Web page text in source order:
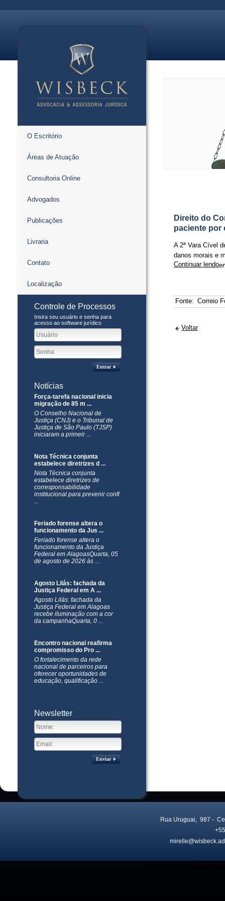
O Escritório
Áreas de Atuação
Consultoria Online
Advogados
Publicações
Livraria
Contato
Localização
Controle de Processos
Insira seu usuário e senha para
acesso ao software jurídico
Entrar
Notícias
Força-tarefa nacional inicia
migração de 85 m ...
O Conselho Nacional de
Justiça (CNJ) e o Tribunal de
Justiça de São Paulo (TJSP)
iniciaram a primeir ...
Nota Técnica conjunta
estabelece diretrizes d ...
Nota Técnica conjunta
estabelece diretrizes de
corresponsabilidade
institucional para prevenir confl
...
Feriado forense altera o
funcionamento da Jus ...
Feriado forense altera o
funcionamento da Justiça
Federal em AlagoasQuarta, 05
de agosto de 2026 às ...
Agosto Lilás: fachada da
Justiça Federal em A ...
Agosto Lilás: fachada da
Justiça Federal em Alagoas
recebe iluminação com a cor
da campanhaQuarta, 0 ...
Encontro nacional reafirma
compromisso do Pro ...
O fortalecimento da rede
nacional de parceiros para
oferecer oportunidades de
educação, qualificação ...
Newsletter
Enviar
Direito do
paciente por
A 2ª Vara Cível
danos morais e
Continuar lendo
Fonte: Correio
Voltar
Rua Uruguai, 987 -